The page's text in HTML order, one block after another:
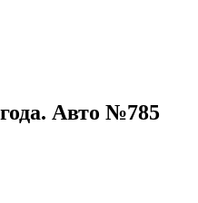
Авто №785